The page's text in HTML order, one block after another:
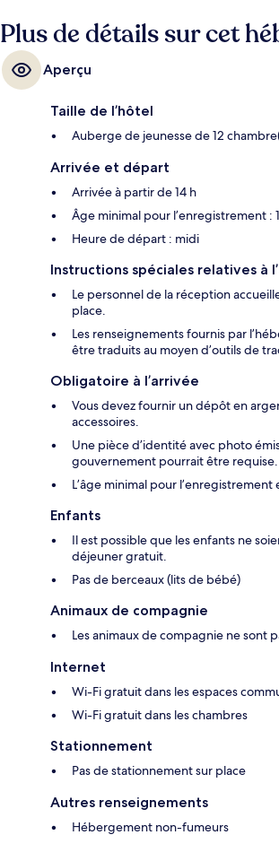
Plus de détails sur cet
Aperçu
Taille de l’hôtel
Auberge de jeunesse de 12
Arrivée et départ
Arrivée à partir de 14 h
Âge minimal pour l’enregistrement :
Heure de départ : midi
Instructions spéciales relatives à
Le personnel de la réception
place.
Les renseignements fournis par
être traduits au moyen d’outils de
Obligatoire à l’arrivée
Vous devez fournir un dépôt en
accessoires.
Une pièce d’identité avec photo
gouvernement pourrait être requise.
L’âge minimal pour l’enregistrement
Enfants
Il est possible que les enfants ne
déjeuner gratuit.
Pas de berceaux (lits de bébé)
Animaux de compagnie
Les animaux de compagnie ne sont
Internet
Wi-Fi gratuit dans les espaces
Wi-Fi gratuit dans les chambres
Stationnement
Pas de stationnement sur place
Autres renseignements
Hébergement non-fumeurs